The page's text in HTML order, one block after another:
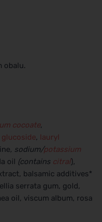
obalu.
cocoate,
glucoside, lauryl
, sodium/potassium
oil (contains citral),
balsamic additives*
serrata gum, gold,
oil, viscum album, rosa